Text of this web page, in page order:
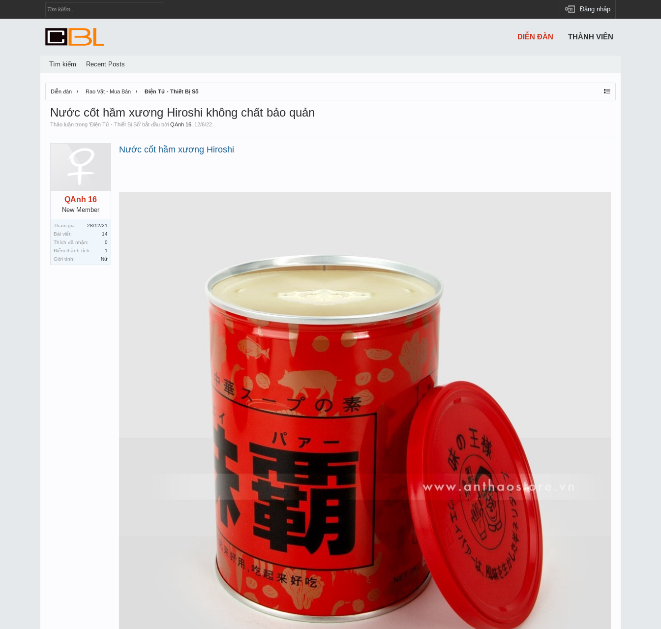
Đăng nhập
Diễn đàn Rao Vặt - Mua Bán Điện Tử - Thiết Bị Số
Nước cốt hầm xương Hiroshi không chất bảo quản
Thảo luận trong 'Điện Tử - Thiết Bị Số' bắt đầu bởi QAnh 16 12/6/22
QAnh 16
New Member
Tham gia:
28/12/21
Bài viết:
14
Thích đã nhận:
0
Điểm thành tích:
1
Giới tính:
Nữ
Nước cốt hầm xương Hiroshi
DIỄN ĐÀN
Tìm kiếm Recent Posts
THÀNH VIÊN